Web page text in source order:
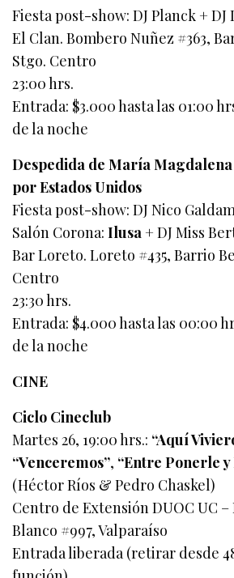
Fiesta post-show: DJ Planck + DJ
El Clan. Bombero Nuñez #363,
Stgo. Centro
23:00 hrs.
Entrada: $3.000 hasta las 01:00
de la noche
Despedida de María
por Estados Unidos
Fiesta post-show: DJ Nico
Salón Corona:Ilusa + DJ Miss
Bar Loreto. Loreto #435, Barrio
Centro
23:30 hrs.
Entrada: $4.000 hasta las 00:00
de la noche
CINE
Ciclo Cineclub
Martes 26, 19:00 hrs.: “Aquí
“Venceremos”, “Entre Ponerle
(Héctor Ríos & Pedro Chaskel)
Centro de Extensión DUOC UC
Blanco #997, Valparaíso
Entrada liberada (retirar desde